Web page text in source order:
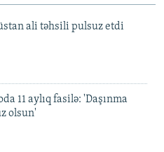
ali təhsili pulsuz etdi
11 aylıq fasilə: 'Daşınma
olsun'